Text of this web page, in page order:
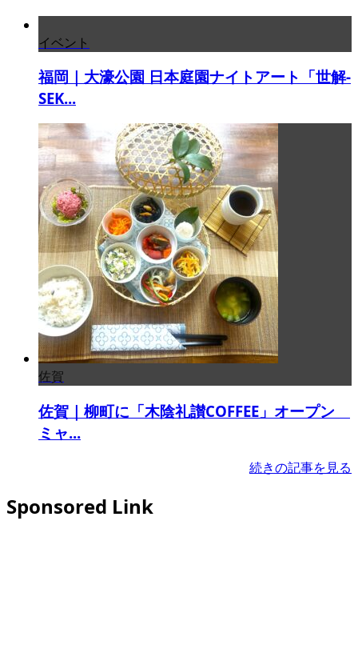
イベント
福岡｜大濠公園 日本庭園ナイトアート「世解-
SEK...
佐賀
佐賀｜柳町に「木陰礼讃COFFEE」オープン
ミャ...
続きの記事を見る
Sponsored Link